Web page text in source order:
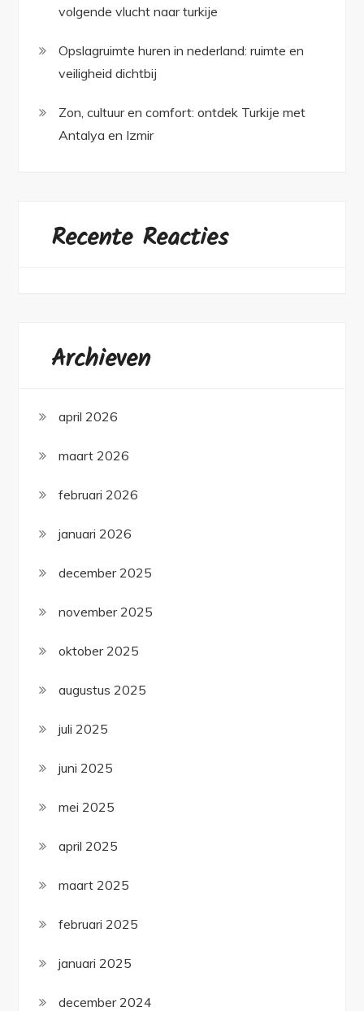
volgende vlucht naar turkije
Opslagruimte huren in nederland: ruimte en
veiligheid dichtbij
Zon, cultuur en comfort: ontdek Turkije met
Antalya en Izmir
Recente Reacties
Archieven
april 2026
maart 2026
februari 2026
januari 2026
december 2025
november 2025
oktober 2025
augustus 2025
juli 2025
juni 2025
mei 2025
april 2025
maart 2025
februari 2025
januari 2025
december 2024